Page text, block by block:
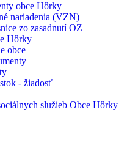
obce Hôrky
nariadenia (VZN)
zo zasadnutí OZ
Hôrky
obce
- žiadosť
služieb Obce Hôrky